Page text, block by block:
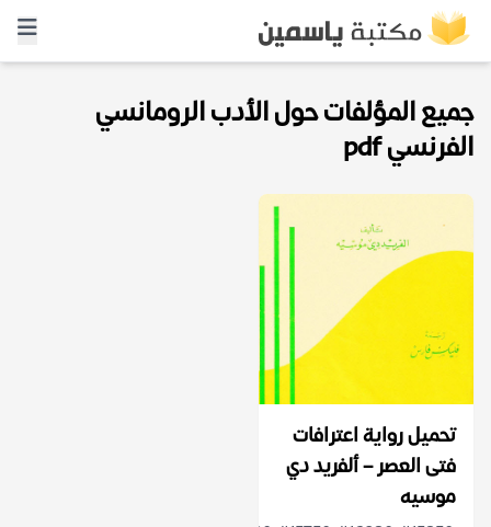
جميع المؤلفات حول الأدب الرومانسي
الفرنسي pdf
تحميل رواية اعترافات
فتى العصر – ألفريد دي
موسيه